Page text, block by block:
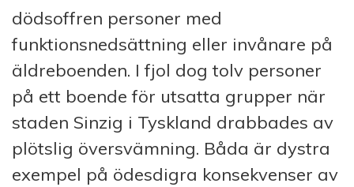
dödsoffren personer med
funktionsnedsättning eller invånare på
äldreboenden. I fjol dog tolv personer
på ett boende för utsatta grupper när
staden Sinzig i Tyskland drabbades av
plötslig översvämning. Båda är dystra
exempel på ödesdigra konsekvenser av